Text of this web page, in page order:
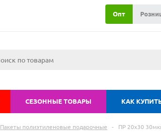
Опт
СЕЗОННЫЕ ТОВАРЫ КАК
Пакеты полиэтиленовые подарочные - ПР 20х30